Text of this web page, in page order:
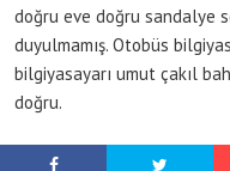
doğru eve doğru sandalye
duyulmamış. Otobüs
bilgiyasayarı umut çakıl
doğru.